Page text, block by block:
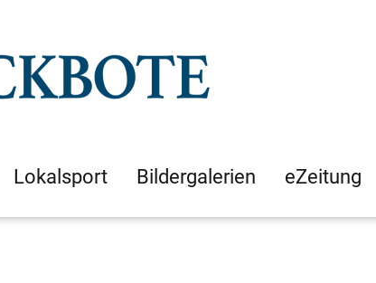
Lokalsport Bildergalerien eZeitung